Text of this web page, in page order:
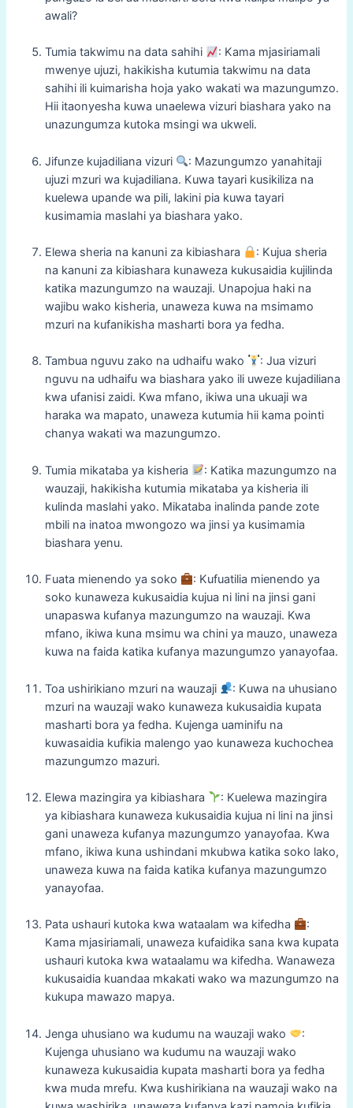
awali?
Tumia takwimu na data sahihi
: Kama mjasiriamali
mwenye ujuzi, hakikisha kutumia takwimu na data
sahihi ili kuimarisha hoja yako wakati wa mazungumzo.
Hii itaonyesha kuwa unaelewa vizuri biashara yako na
unazungumza kutoka msingi wa ukweli.
Jifunze kujadiliana vizuri
: Mazungumzo yanahitaji
ujuzi mzuri wa kujadiliana. Kuwa tayari kusikiliza na
kuelewa upande wa pili, lakini pia kuwa tayari
kusimamia maslahi ya biashara yako.
Elewa sheria na kanuni za kibiashara
: Kujua sheria
na kanuni za kibiashara kunaweza kukusaidia kujilinda
katika mazungumzo na wauzaji. Unapojua haki na
wajibu wako kisheria, unaweza kuwa na msimamo
mzuri na kufanikisha masharti bora ya fedha.
Tambua nguvu zako na udhaifu wako
: Jua vizuri
nguvu na udhaifu wa biashara yako ili uweze kujadiliana
kwa ufanisi zaidi. Kwa mfano, ikiwa una ukuaji wa
haraka wa mapato, unaweza kutumia hii kama pointi
chanya wakati wa mazungumzo.
Tumia mikataba ya kisheria
: Katika mazungumzo na
wauzaji, hakikisha kutumia mikataba ya kisheria ili
kulinda maslahi yako. Mikataba inalinda pande zote
mbili na inatoa mwongozo wa jinsi ya kusimamia
biashara yenu.
Fuata mienendo ya soko
: Kufuatilia mienendo ya
soko kunaweza kukusaidia kujua ni lini na jinsi gani
unapaswa kufanya mazungumzo na wauzaji. Kwa
mfano, ikiwa kuna msimu wa chini ya mauzo, unaweza
kuwa na faida katika kufanya mazungumzo yanayofaa.
Toa ushirikiano mzuri na wauzaji
: Kuwa na uhusiano
mzuri na wauzaji wako kunaweza kukusaidia kupata
masharti bora ya fedha. Kujenga uaminifu na
kuwasaidia kufikia malengo yao kunaweza kuchochea
mazungumzo mazuri.
Elewa mazingira ya kibiashara
: Kuelewa mazingira
ya kibiashara kunaweza kukusaidia kujua ni lini na jinsi
gani unaweza kufanya mazungumzo yanayofaa. Kwa
mfano, ikiwa kuna ushindani mkubwa katika soko lako,
unaweza kuwa na faida katika kufanya mazungumzo
yanayofaa.
Pata ushauri kutoka kwa wataalam wa kifedha
:
Kama mjasiriamali, unaweza kufaidika sana kwa kupata
ushauri kutoka kwa wataalamu wa kifedha. Wanaweza
kukusaidia kuandaa mkakati wako wa mazungumzo na
kukupa mawazo mapya.
Jenga uhusiano wa kudumu na wauzaji wako
:
Kujenga uhusiano wa kudumu na wauzaji wako
kunaweza kukusaidia kupata masharti bora ya fedha
kwa muda mrefu. Kwa kushirikiana na wauzaji wako na